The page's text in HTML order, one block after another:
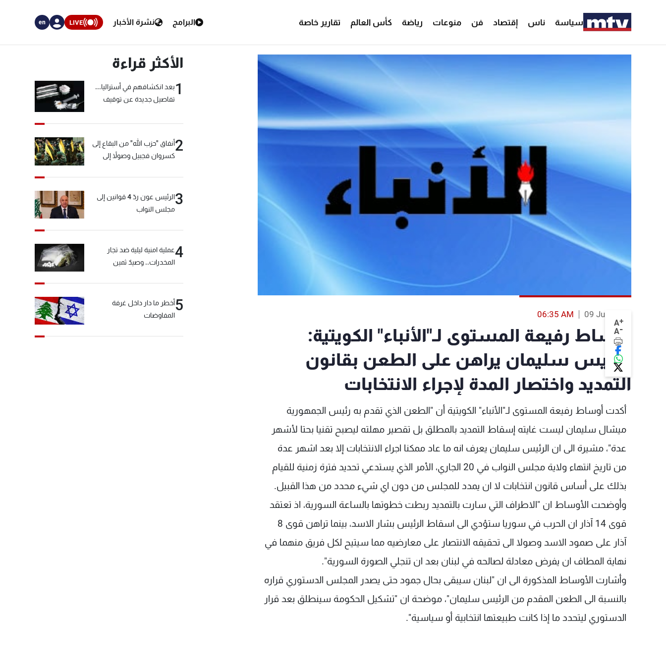
سياسة ناس إقتصاد فن منوعات رياضة كأس العالم تقارير خاصة البرامج نشرة الأخبار LIVE
en
A+
A-
09 Jun 2013
06:35 AM
أوساط رفيعة المستوى لـ"الأنباء" الكويتية:
الرئيس سليمان يراهن على الطعن بقانون
التمديد واختصار المدة لإجراء الانتخابات
أكدت أوساط رفيعة المستوى لـ"الأنباء" الكويتية أن "الطعن الذي تقدم به رئيس الجمهورية
ميشال سليمان ليست غايته إسقاط التمديد بالمطلق بل تقصير مهلته ليصبح تقنيا بحتا لأشهر
عدة"، مشيرة الى ان الرئيس سليمان يعرف انه ما عاد ممكنا اجراء الانتخابات إلا بعد اشهر عدة
من تاريخ انتهاء ولاية مجلس النواب في 20 الجاري، الأمر الذي يستدعي تحديد فترة زمنية للقيام
بذلك على أساس قانون انتخابات لا ان يمدد للمجلس من دون اي شيء محدد من هذا القبيل.
وأوضحت الأوساط ان "الاطراف التي سارت بالتمديد ربطت خطوتها بالساعة السورية، اذ تعتقد
قوى 14 آذار ان الحرب في سوريا ستؤدي الى اسقاط الرئيس بشار الاسد، بينما تراهن قوى 8
آذار على صمود الاسد وصولا الى تحقيقه الانتصار على معارضيه مما سيتيح لكل فريق منهما في
نهاية المطاف ان يفرض معادلة لصالحه في لبنان بعد ان تنجلي الصورة السورية".
وأشارت الأوساط المذكورة الى ان "لبنان سيبقى بحال جمود حتى يصدر المجلس الدستوري قراره
بالنسبة الى الطعن المقدم من الرئيس سليمان"، موضحة ان "تشكيل الحكومة سينطلق بعد قرار
الدستوري ليتحدد ما إذا كانت طبيعتها انتخابية أو سياسية".
الأكثر قراءة
1بعد انكشافهم في أستراليا...
تفاصيل جديدة عن توقيف
2أنفاق "حزب الله" من البقاع إلى
كسروان فجبيل وصولاً إلى
3
الرئيس عون ردّ 4 قوانين إلى
مجلس النواب
4عملية امنية ليلية ضد تجار
المخدرات.. وصيدٌ ثمين
5أخطر ما دار داخل غرفة
المفاوضات